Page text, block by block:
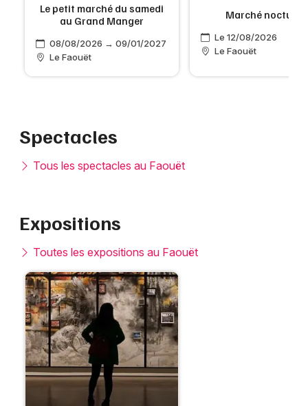
Le petit marché du samedi
au Grand Manger
08/08/2026 → 09/01/2027
Le Faouët
Marché nocturne
Le 12/08/2026
Le Faouët
Spectacles
Tous les spectacles au Faouët
Expositions
Toutes les expositions au Faouët